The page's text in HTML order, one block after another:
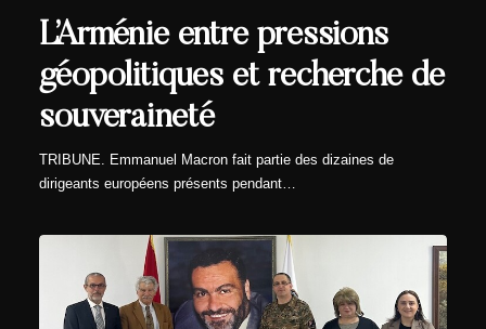
L’Arménie entre pressions
géopolitiques et recherche de
souveraineté
TRIBUNE. Emmanuel Macron fait partie des dizaines de
dirigeants européens présents pendant…